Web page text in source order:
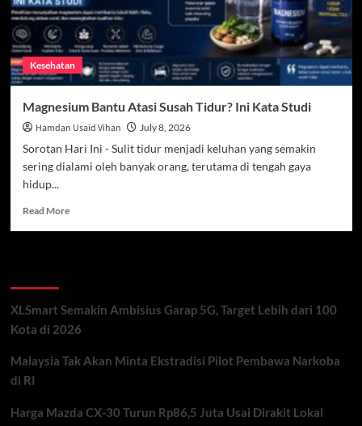
Kesehatan
Magnesium Bantu Atasi Susah Tidur? Ini Kata Studi
Hamdan Usaid Vihan July 8, 2026
Sorotan Hari Ini - Sulit tidur menjadi keluhan yang semakin
sering dialami oleh banyak orang, terutama di tengah gaya
hidup...
Read MoreRead
Tidur?
Ini
Studi
XLSmart Semakin Ambisius Garap 5G, Target Lebih dari 100
Kota di 2026
Malaysia Tak Akan Minta Ekstradisi Pilot Pembawa Narkoba
di RI
Harga Mazda CX-30 Turun Rp86,5 Juta Usai Dirakit Lokal